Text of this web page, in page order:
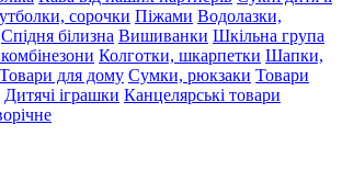
сорочки Піжами Водолазки,
Спідня білизна Вишиванки Шкільна група
Колготки, шкарпетки Шапки,
Товари для дому Сумки, рюкзаки Товари
Дитячі іграшки Канцелярські товари